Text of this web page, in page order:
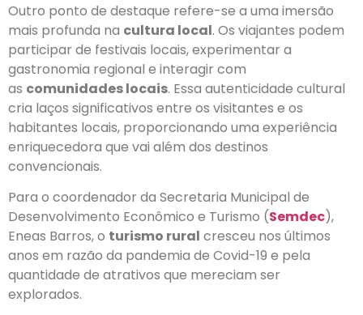
Outro ponto de destaque refere-se a uma imersão
mais profunda na cultura local. Os viajantes podem
participar de festivais locais, experimentar a
gastronomia regional e interagir com
as comunidades locais. Essa autenticidade cultural
cria laços significativos entre os visitantes e os
habitantes locais, proporcionando uma experiência
enriquecedora que vai além dos destinos
convencionais.
Para o coordenador da Secretaria Municipal de
Desenvolvimento Econômico e Turismo (Semdec),
Eneas Barros, o turismo rural cresceu nos últimos
anos em razão da pandemia de Covid-19 e pela
quantidade de atrativos que mereciam ser
explorados.